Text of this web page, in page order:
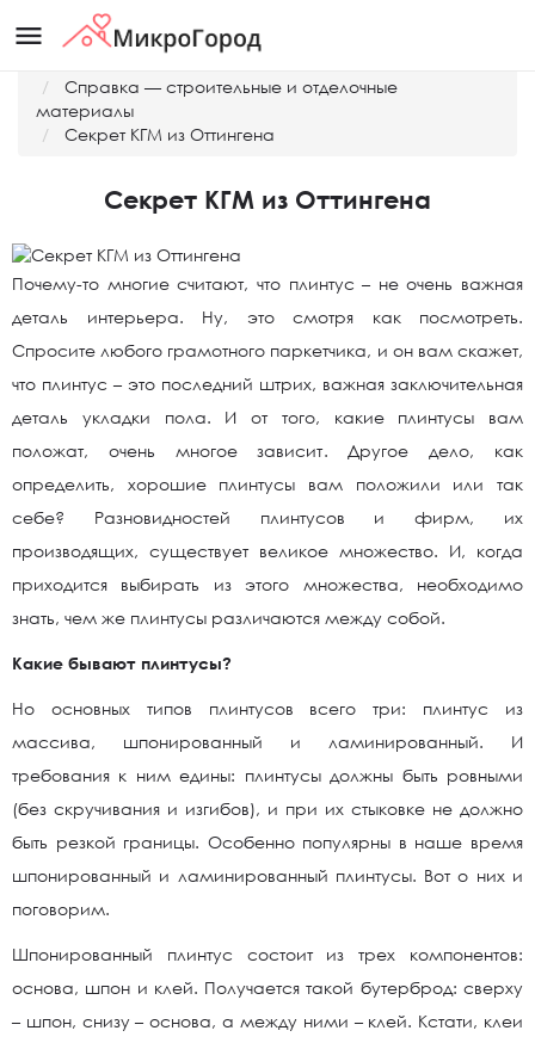
menu
Справка — строительные и отделочные
материалы
Секрет КГМ из Оттингена
Секрет КГМ из Оттингена
Почему-то многие считают, что плинтус – не очень важная
деталь интерьера. Ну, это смотря как посмотреть.
Спросите любого грамотного паркетчика, и он вам скажет,
что плинтус – это последний штрих, важная заключительная
деталь укладки пола. И от того, какие плинтусы вам
положат, очень многое зависит. Другое дело, как
определить, хорошие плинтусы вам положили или так
себе? Разновидностей плинтусов и фирм, их
производящих, существует великое множество. И, когда
приходится выбирать из этого множества, необходимо
знать, чем же плинтусы различаются между собой.
Какие бывают плинтусы?
Но основных типов плинтусов всего три: плинтус из
массива, шпонированный и ламинированный. И
требования к ним едины: плинтусы должны быть ровными
(без скручивания и изгибов), и при их стыковке не должно
быть резкой границы. Особенно популярны в наше время
шпонированный и ламинированный плинтусы. Вот о них и
поговорим.
Шпонированный плинтус состоит из трех компонентов:
основа, шпон и клей. Получается такой бутерброд: сверху
– шпон, снизу – основа, а между ними – клей. Кстати, клеи